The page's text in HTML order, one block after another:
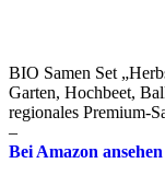
BIO Samen Set
Garten, Hochbeet,
regionales Premium-
–
Bei Amazon ansehen